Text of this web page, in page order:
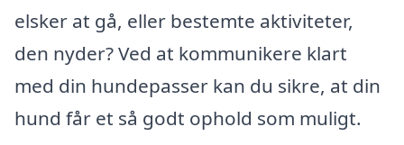
elsker at gå, eller bestemte aktiviteter,
den nyder? Ved at kommunikere klart
med din hundepasser kan du sikre, at din
hund får et så godt ophold som muligt.